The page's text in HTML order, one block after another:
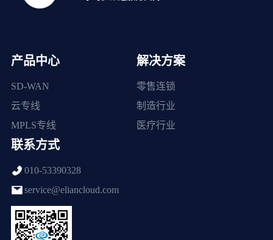
产品中心
SD-WAN
云专线
MPLS专线
解决方案
零售连锁
制造行业
医疗行业
联系方式
010-53390328
service@eliancloud.com